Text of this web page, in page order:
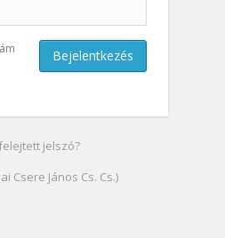
jelszó?
Csere János Cs. Cs.)